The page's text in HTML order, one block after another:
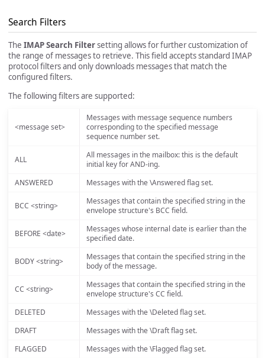
Search Filters
The IMAP Search Filtersetting allows for further customization of
the range of messages to retrieve. This field accepts standard IMAP
protocol filters and only downloads messages that match the
configured filters.
The following filters are supported:
<message set>
Messages with message sequence numbers
corresponding to the specified message
sequence number set.
ALL
All messages in the mailbox: this is the default
initial key for AND-ing.
ANSWERED
Messages with the \Answered flag set.
BCC <string>
Messages that contain the specified string in the
envelope structure's BCC field.
BEFORE <date>
Messages whose internal date is earlier than the
specified date.
BODY <string>
Messages that contain the specified string in the
body of the message.
CC <string>
Messages that contain the specified string in the
envelope structure's CC field.
DELETED
Messages with the \Deleted flag set.
DRAFT
Messages with the \Draft flag set.
FLAGGED
Messages with the \Flagged flag set.